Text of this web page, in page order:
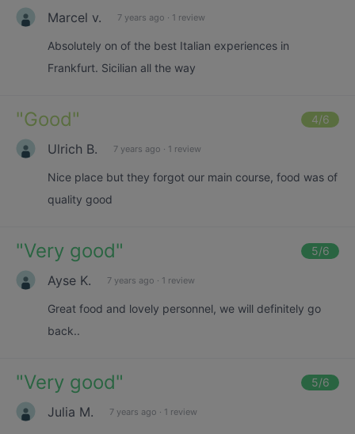
Marcel v. 7 years ago · 1 review
Absolutely on of the best Italian experiences in
Frankfurt. Sicilian all the way
"Good" 4/6
Ulrich B. 7 years ago · 1 review
Nice place but they forgot our main course, food was of
quality good
"Very good" 5/6
Ayse K. 7 years ago · 1 review
Great food and lovely personnel, we will definitely go
back..
"Very good" 5/6
Julia M. 7 years ago · 1 review